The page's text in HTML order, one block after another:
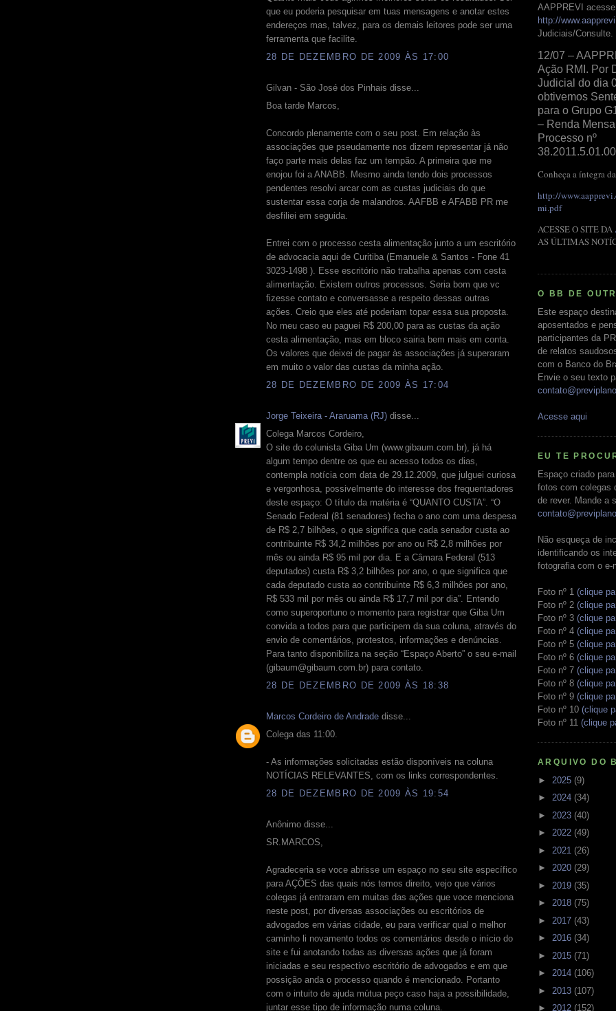
que eu poderia pesquisar em tuas mensagens e anotar estes
endereços mas, talvez, para os demais leitores pode ser uma
ferramenta que facilite.
28 DE DEZEMBRO DE 2009 ÀS 17:00
Gilvan - São José dos Pinhais disse...
Boa tarde Marcos,
Concordo plenamente com o seu post. Em relação às
associações que pseudamente nos dizem representar já não
faço parte mais delas faz um tempão. A primeira que me
enojou foi a ANABB. Mesmo ainda tendo dois processos
pendentes resolvi arcar com as custas judiciais do que
sustentar essa corja de malandros. AAFBB e AFABB PR me
desfiliei em seguida.
Entrei com o processo cesta alimentação junto a um escritório
de advocacia aqui de Curitiba (Emanuele & Santos - Fone 41
3023-1498 ). Esse escritório não trabalha apenas com cesta
alimentação. Existem outros processos. Seria bom que vc
fizesse contato e conversasse a respeito dessas outras
ações. Creio que eles até poderiam topar essa sua proposta.
No meu caso eu paguei R$ 200,00 para as custas da ação
cesta alimentação, mas em bloco sairia bem mais em conta.
Os valores que deixei de pagar às associações já superaram
em muito o valor das custas da minha ação.
28 DE DEZEMBRO DE 2009 ÀS 17:04
Jorge Teixeira - Araruama (RJ) disse...
Colega Marcos Cordeiro,
O site do colunista Giba Um (www.gibaum.com.br), já há
algum tempo dentre os que eu acesso todos os dias,
contempla notícia com data de 29.12.2009, que julguei curiosa
e vergonhosa, possivelmente do interesse dos frequentadores
deste espaço: O título da matéria é “QUANTO CUSTA”. “O
Senado Federal (81 senadores) fecha o ano com uma despesa
de R$ 2,7 bilhões, o que significa que cada senador custa ao
contribuinte R$ 34,2 milhões por ano ou R$ 2,8 milhões por
mês ou ainda R$ 95 mil por dia. E a Câmara Federal (513
deputados) custa R$ 3,2 bilhões por ano, o que significa que
cada deputado custa ao contribuinte R$ 6,3 milhões por ano,
R$ 533 mil por mês ou ainda R$ 17,7 mil por dia”. Entendo
como superoportuno o momento para registrar que Giba Um
convida a todos para que participem da sua coluna, através do
envio de comentários, protestos, informações e denúncias.
Para tanto disponibiliza na seção “Espaço Aberto” o seu e-mail
(gibaum@gibaum.com.br) para contato.
28 DE DEZEMBRO DE 2009 ÀS 18:38
Marcos Cordeiro de Andrade disse...
Colega das 11:00.
- As informações solicitadas estão disponíveis na coluna
NOTÍCIAS RELEVANTES, com os links correspondentes.
28 DE DEZEMBRO DE 2009 ÀS 19:54
Anônimo disse...
SR.MARCOS,
Agradeceria se voce abrisse um espaço no seu site específico
para AÇÕES das quais nós temos direito, vejo que vários
colegas já entraram em muitas das ações que voce menciona
neste post, por diversas associações ou escritórios de
advogados em várias cidade, eu para verificar qual o melhor
caminho li novamento todos os comentários desde o início do
site e fui anotando todas as diversas ações que já foram
iniciadas e seu respectivo escritório de advogados e em que
possição anda o processo quando é mencionado. Portanto
com o intuito de ajuda mútua peço caso haja a possibilidade,
juntar esse tipo de informação numa coluna.
AAPPREVI
http://
Judiciais/Consulte.
12/07 –
Ação RMI. Por
Judicial do dia
obtivemos
para o Grupo
– Renda
Processo nº
Conheça a íntegra
http://
mi.pdf
ACESSE O SITE DA
AS ÚLTIMAS
O BB DE
Este espaço
aposentados e
participantes da
de relatos
com o Banco do
Envie o seu texto
Acesse aqui
EU TE
Espaço criado
fotos com colegas
de rever. Mande a
Não esqueça de
identificando os
fotografia com o e-
Foto nº 1 (clique
Foto nº 2 (clique
Foto nº 3 (clique
Foto nº 4 (clique
Foto nº 5 (clique
Foto nº 6 (clique
Foto nº 7 (clique
Foto nº 8 (clique
Foto nº 9 (clique
Foto nº 10 (clique
Foto nº 11 (clique
ARQUIVO DO
► 2025 (9)
► 2024 (34)
► 2023 (40)
► 2022 (49)
► 2021 (26)
► 2020 (29)
► 2019 (35)
► 2018 (75)
► 2017 (43)
► 2016 (34)
► 2015 (71)
► 2014 (106)
► 2013 (107)
► 2012 (152)